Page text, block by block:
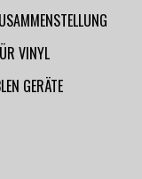
VINYL
GERÄTE